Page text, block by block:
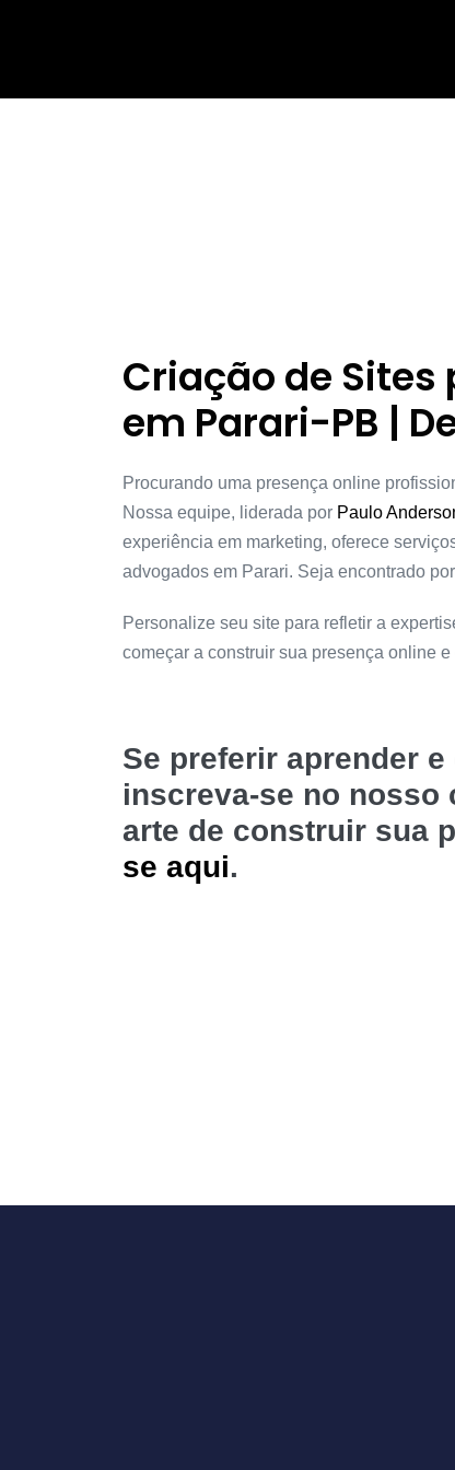
Criação de
em Parari-PB |
Procurando uma presença online
Nossa equipe, liderada por Paulo
experiência em marketing, oferece
advogados em Parari. Seja encontrado
Personalize seu site para refletir a
começar a construir sua presença online
Se preferir aprender
inscreva-se no nosso
arte de construir sua
se aqui.